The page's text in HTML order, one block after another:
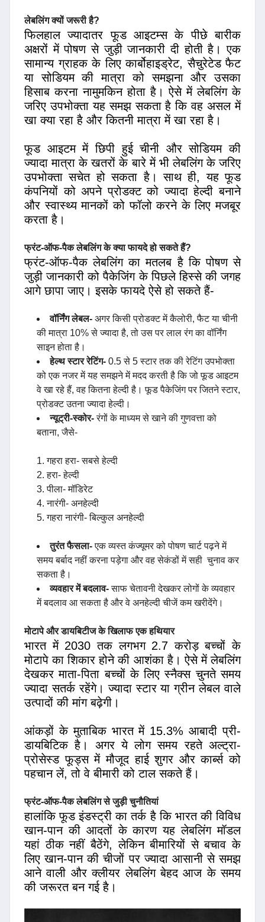
लेबलिंग क्यों जरूरी है?
फिलहाल ज्यादातर फूड आइटम्स के पीछे बारीक
अक्षरों में पोषण से जुड़ी जानकारी दी होती है। एक
सामान्य ग्राहक के लिए कार्बोहाइड्रेट, सैचुरेटेड फैट
या सोडियम की मात्रा को समझना और उसका
हिसाब करना नामुमकिन होता है। ऐसे में लेबलिंग के
जरिए उपभोक्ता यह समझ सकता है कि वह असल में
खा क्या रहा है और कितनी मात्रा में खा रहा है।
फूड आइटम में छिपी हुई चीनी और सोडियम की
ज्यादा मात्रा के खतरों के बारे में भी लेबलिंग के जरिए
उपभोक्ता सचेत हो सकता है। साथ ही, यह फूड
कंपनियों को अपने प्रोडक्ट को ज्यादा हेल्दी बनाने
और स्वास्थ्य मानकों को फॉलो करने के लिए मजबूर
करता है।
फ्रंट-ऑफ-पैक लेबलिंग के क्या फायदे हो सकते हैं?
फ्रंट-ऑफ-पैक लेबलिंग का मतलब है कि पोषण से
जुड़ी जानकारी को पैकेजिंग के पिछले हिस्से की जगह
आगे छापा जाए। इसके फायदे ऐसे हो सकते हैं-
वॉर्निंग लेबल- अगर किसी प्रोडक्ट में कैलोरी, फैट या चीनी
की मात्रा 10% से ज्यादा है, तो उस पर लाल रंग का वॉर्निंग
साइन होता है।
हेल्थ स्टार रेटिंग- 0.5 से 5 स्टार तक की रेटिंग उपभोक्ता
को एक नजर में यह समझने में मदद करती है कि जो फूड आइटम
वे खा रहे हैं, वह कितना हेल्दी है। फूड पैकेजिंग पर जितने स्टार,
प्रोडक्ट उतना ज्यादा हेल्दी।
न्यूट्री-स्कोर-रंगों के माध्यम से खाने की गुणवत्ता को
बताना, जैसे-
गहरा हरा- सबसे हेल्दी
हरा- हेल्दी
पीला- मॉडिरेट
नारंगी- अनहेल्दी
गहरा नारंगी- बिल्कुल अनहेल्दी
तुरंत फैसला-एक व्यस्त कंज्यूमर को पोषण चार्ट पढ़ने में
समय बर्बाद नहीं करना पड़ेगा और वह सेकंडों में सही चुनाव कर
सकता है।
व्यवहार में बदलाव-साफ चेतावनी देखकर लोगों के व्यवहार
में बदलाव आ सकता है और वे अनहेल्दी चीजें कम खरीदेंगे।
मोटापे और डायबिटीज के खिलाफ एक हथियार
भारत में 2030 तक लगभग 2.7 करोड़ बच्चों के
मोटापे का शिकार होने की आशंका है। ऐसे में लेबलिंग
देखकर माता-पिता बच्चों के लिए स्नैक्स चुनते समय
ज्यादा सतर्क रहेंगे। ज्यादा स्टार या ग्रीन लेबल वाले
उत्पादों की मांग बढ़ेगी।
आंकड़ों के मुताबिक भारत में 15.3% आबादी प्री-
डायबिटिक है। अगर ये लोग समय रहते अल्ट्रा-
प्रोसेस्ड फूड्स में मौजूद हाई शुगर और कार्ब्स को
पहचान लें, तो वे बीमारी को टाल सकते हैं।
फ्रंट-ऑफ-पैक लेबलिंग से जुड़ी चुनौतियां
हालांकि फूड इंडस्ट्री का तर्क है कि भारत की विविध
खान-पान की आदतों के कारण यह लेबलिंग मॉडल
यहां ठीक नहीं बैठेंगे, लेकिन बीमारियों से बचाव के
लिए खान-पान की चीजों पर ज्यादा आसानी से समझ
आने वाली और क्लीयर लेबलिंग बेहद आज के समय
की जरूरत बन गई है।